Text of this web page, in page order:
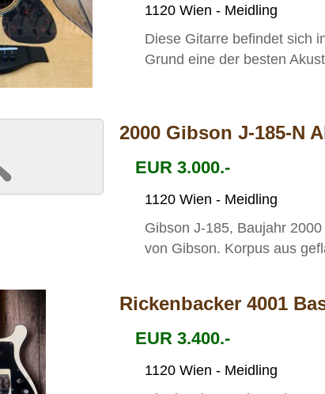
1120 Wien - Meidling
Diese Gitarre befindet sich
Grund eine der besten
2000 Gibson J-185-N
EUR 3.000.-
1120 Wien - Meidling
Gibson J-185, Baujahr
von Gibson. Korpus aus
Rickenbacker 4001
EUR 3.400.-
1120 Wien - Meidling